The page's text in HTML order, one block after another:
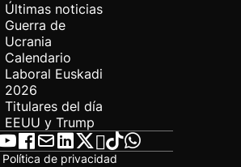
Últimas noticias
Guerra de
Ucrania
Calendario
Laboral Euskadi
2026
Titulares del día
EEUU y Trump
Política de privacidad